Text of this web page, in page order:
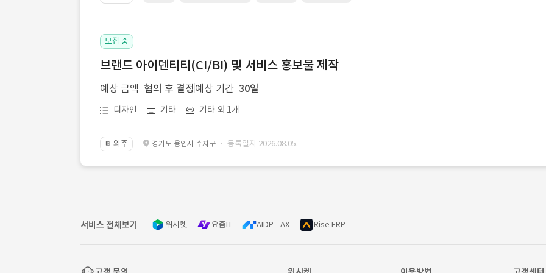
모집 중
브랜드 아이덴티티(CI/BI) 및 서비스 홍보물 제작
예상 금액 협의 후 결정 예상 기간 30일
디자인 기타 기타 외 1개
📔 외주 경기도 용인시 수지구 · 등록일자 2026.08.05.
서비스 전체보기 위시켓 요즘IT AIDP - AX Rise ERP